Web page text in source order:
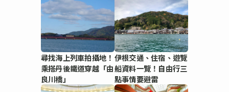
尋找海上列車拍攝地！
乘搭丹後鐵道穿越「由
良川橋」
伊根交通、住宿、遊覽
船資料一覽！自由行三
點事情要避雷